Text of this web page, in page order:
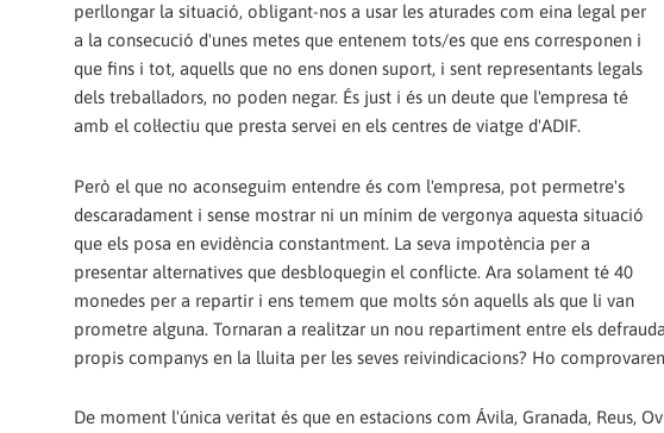
perllongar la situació, obligant-nos a usar les aturades com eina legal per
a la consecució d'unes metes que entenem tots/es que ens corresponen i
que fins i tot, aquells que no ens donen suport, i sent representants legals
dels treballadors, no poden negar. És just i és un deute que l'empresa té
amb el col·lectiu que presta servei en els centres de viatge d'ADIF.
Però el que no aconseguim entendre és com l'empresa, pot permetre's
descaradament i sense mostrar ni un mínim de vergonya aquesta situació
que els posa en evidència constantment. La seva impotència per a
presentar alternatives que desbloquegin el conflicte. Ara solament té 40
monedes per a repartir i ens temem que molts són aquells als que li van
prometre alguna. Tornaran a realitzar un nou repartiment entre els
propis companys en la lluita per les seves reivindicacions? Ho
De moment l'única veritat és que en estacions com Ávila, Granada, Reus,